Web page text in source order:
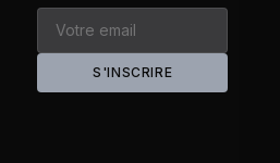
S'INSCRIRE